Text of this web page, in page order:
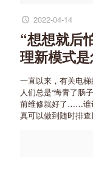
2022-04-14
“想想就后
理新模式
一直以来，有关电
人们总是“悔青了肠
前维修就好了……谁
真可以做到随时排查